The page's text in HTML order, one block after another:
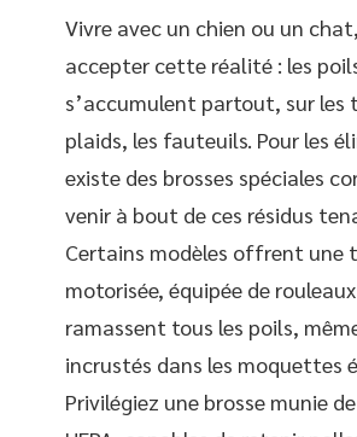
Vivre avec un chien ou un
accepter cette réalité : les
s’accumulent partout, sur les
plaids, les fauteuils. Pour les
existe des brosses spéciales
venir à bout de ces résidus
Certains modèles offrent
motorisée, équipée de
ramassent tous les poils,
incrustés dans les moquettes
Privilégiez une brosse munie